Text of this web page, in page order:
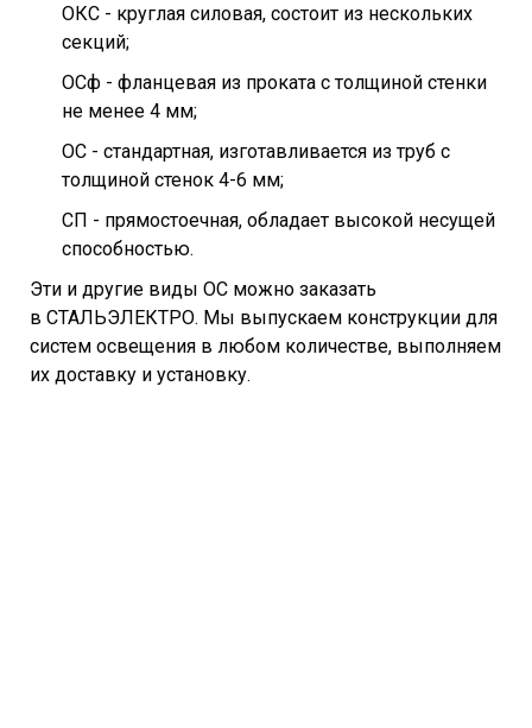
ОКС - круглая силовая, состоит из нескольких
секций;
ОСф - фланцевая из проката с толщиной стенки
не менее 4 мм;
ОС - стандартная, изготавливается из труб с
толщиной стенок 4-6 мм;
СП - прямостоечная, обладает высокой несущей
способностью.
Эти и другие виды ОС можно заказать
в СТАЛЬЭЛЕКТРО. Мы выпускаем конструкции для
систем освещения в любом количестве, выполняем
их доставку и установку.